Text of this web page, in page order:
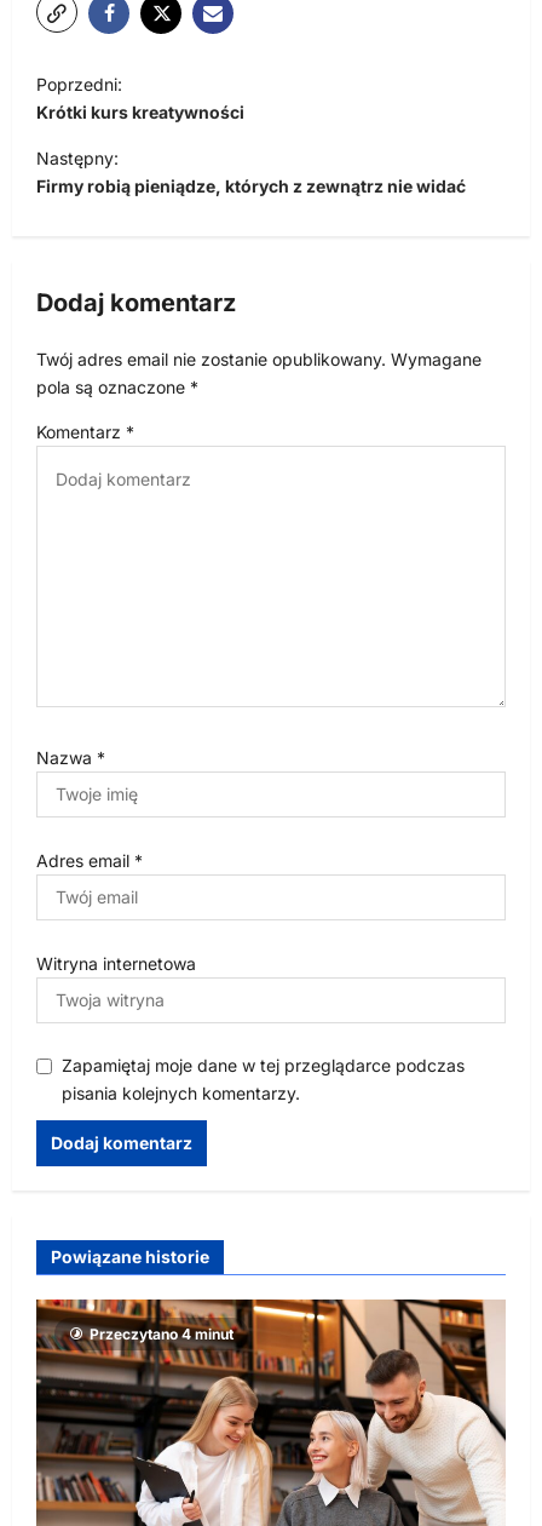
a
w
i
c
a
w
p
Poprzedni:
Krótki kurs kreatywności
Następny:
Firmy robią pieniądze, których z zewnątrz nie widać
Dodaj komentarz
Twój adres email nie zostanie opublikowany. Wymagane
pola są oznaczone *
Komentarz *
Nazwa *
Adres email *
Witryna internetowa
Zapamiętaj moje dane w tej przeglądarce podczas
pisania kolejnych komentarzy.
Powiązane historie
Przeczytano 4 minut